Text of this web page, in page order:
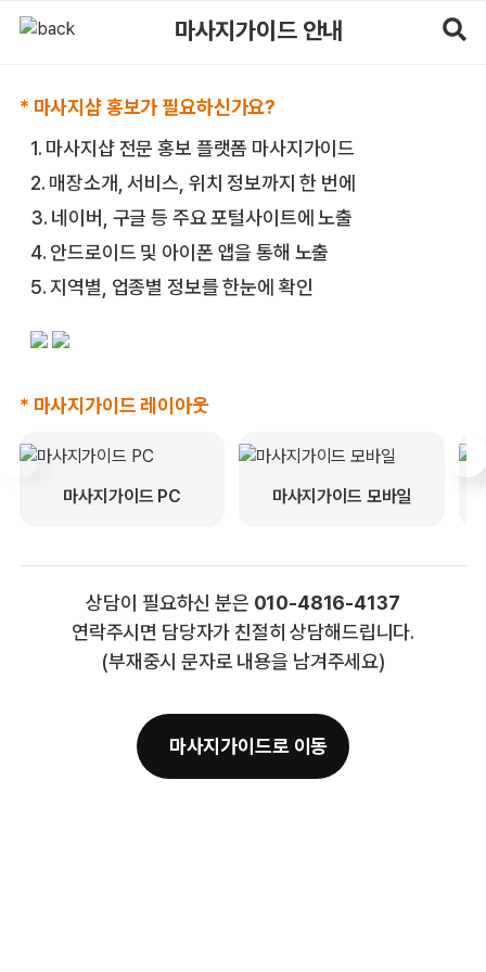
마사지가이드 안내
* 마사지샵 홍보가 필요하신가요?
1. 마사지샵 전문 홍보 플랫폼 마사지가이드
2. 매장소개, 서비스 , 위치 정보까지 한 번에
3. 네이버, 구글 등 주요 포털사이트에 노출
4. 안드로이드 및 아이폰 앱을 통해 노출
5. 지역별, 업종별정보를 한눈에 확인
* 마사지가이드 레이아웃
마사지가이드 PC 마사지가이드 모바일
상담이 필요하신 분은 010-4816-4137
연락주시면 담당자가 친절히 상담해드립니다.
(부재중시 문자로 내용을 남겨주세요)
마사지가이드로 이동